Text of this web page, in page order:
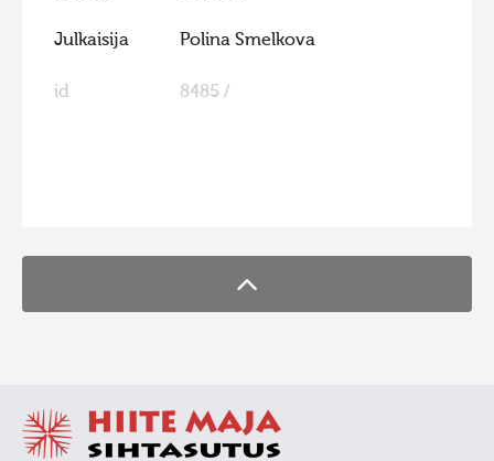
Julkaisija Polina Smelkova
id 8485 /